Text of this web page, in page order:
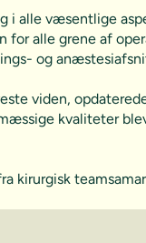
i alle væsentlige
alle grene af
og
viden,
kvaliteter
kirurgisk